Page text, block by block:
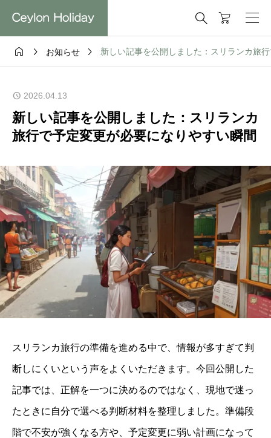

  お知らせ  新しい記事を公開しました：スリランカ旅
2026.04.13
新しい記事を公開しました：スリランカ
旅行で予定変更が必要になりやすい瞬間
スリランカ旅行の準備を進める中で、情報が多すぎて判
断しにくいという声をよくいただきます。今回公開した
記事では、正解を一つに決めるのではなく、現地で迷っ
たときに自分で選べる判断材料を整理しました。準備段
階で不安が強くなる方や、予定変更に弱い計画になって